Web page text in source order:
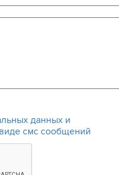
данных и
смс сообщений